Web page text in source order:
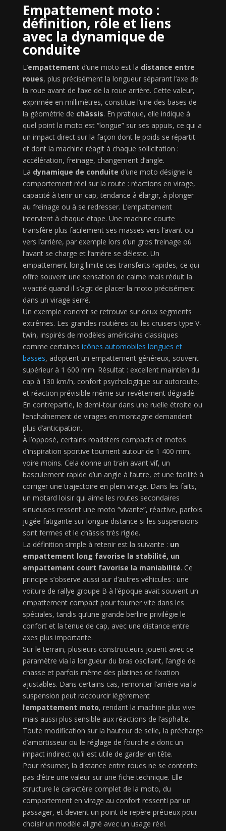
Empattement moto :
définition, rôle et liens
avec la dynamique de
conduite
L’empattement d’une moto est la distance entre
roues, plus précisément la longueur séparant l’axe de
la roue avant de l’axe de la roue arrière. Cette valeur,
exprimée en millimètres, constitue l’une des bases de
la géométrie de châssis. En pratique, elle indique à
quel point la moto est “longue” sur ses appuis, ce qui a
un impact direct sur la façon dont le poids se répartit
et dont la machine réagit à chaque sollicitation :
accélération, freinage, changement d’angle.
La dynamique de conduite d’une moto désigne le
comportement réel sur la route : réactions en virage,
capacité à tenir un cap, tendance à élargir, à plonger
au freinage ou à se redresser. L’empattement
intervient à chaque étape. Une machine courte
transfère plus facilement ses masses vers l’avant ou
vers l’arrière, par exemple lors d’un gros freinage où
l’avant se charge et l’arrière se déleste. Un
empattement long limite ces transferts rapides, ce qui
offre souvent une sensation de calme mais réduit la
vivacité quand il s’agit de placer la moto précisément
dans un virage serré.
Un exemple concret se retrouve sur deux segments
extrêmes. Les grandes routières ou les cruisers type V-
twin, inspirés de modèles américains classiques
comme certaines icônes automobiles longues et
basses, adoptent un empattement généreux, souvent
supérieur à 1 600 mm. Résultat : excellent maintien du
cap à 130 km/h, confort psychologique sur autoroute,
et réaction prévisible même sur revêtement dégradé.
En contrepartie, le demi-tour dans une ruelle étroite ou
l’enchaînement de virages en montagne demandent
plus d’anticipation.
À l’opposé, certains roadsters compacts et motos
d’inspiration sportive tournent autour de 1 400 mm,
voire moins. Cela donne un train avant vif, un
basculement rapide d’un angle à l’autre, et une facilité à
corriger une trajectoire en plein virage. Dans les faits,
un motard loisir qui aime les routes secondaires
sinueuses ressent une moto “vivante”, réactive, parfois
jugée fatigante sur longue distance si les suspensions
sont fermes et le châssis très rigide.
La définition simple à retenir est la suivante : un
empattement long favorise la stabilité, un
empattement court favorise la maniabilité. Ce
principe s’observe aussi sur d’autres véhicules : une
voiture de rallye groupe B à l’époque avait souvent un
empattement compact pour tourner vite dans les
spéciales, tandis qu’une grande berline privilégie le
confort et la tenue de cap, avec une distance entre
axes plus importante.
Sur le terrain, plusieurs constructeurs jouent avec ce
paramètre via la longueur du bras oscillant, l’angle de
chasse et parfois même des platines de fixation
ajustables. Dans certains cas, remonter l’arrière via la
suspension peut raccourcir légèrement
l’empattement moto, rendant la machine plus vive
mais aussi plus sensible aux réactions de l’asphalte.
Toute modification sur la hauteur de selle, la précharge
d’amortisseur ou le réglage de fourche a donc un
impact indirect qu’il est utile de garder en tête.
Pour résumer, la distance entre roues ne se contente
pas d’être une valeur sur une fiche technique. Elle
structure le caractère complet de la moto, du
comportement en virage au confort ressenti par un
passager, et devient un point de repère précieux pour
choisir un modèle aligné avec un usage réel.